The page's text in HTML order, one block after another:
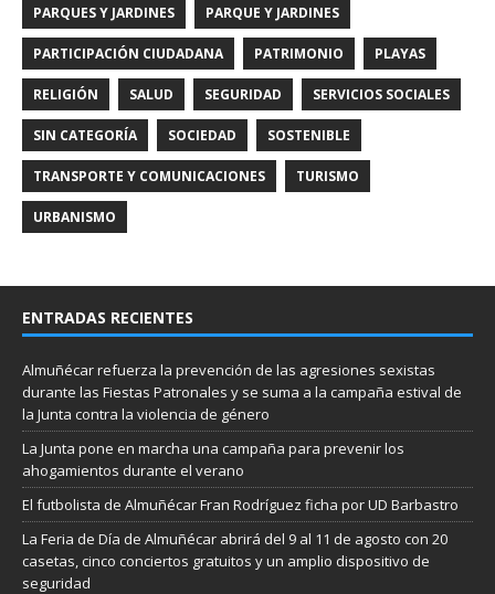
PARQUES Y JARDINES PARQUE Y JARDINES
PARTICIPACIÓN CIUDADANA PATRIMONIO PLAYAS
RELIGIÓN SALUD SEGURIDAD SERVICIOS SOCIALES
SIN CATEGORÍA SOCIEDAD SOSTENIBLE
TRANSPORTE Y COMUNICACIONES TURISMO
URBANISMO
ENTRADAS RECIENTES
Almuñécar refuerza la prevención de las agresiones sexistas
durante las Fiestas Patronales y se suma a la campaña estival de
la Junta contra la violencia de género
La Junta pone en marcha una campaña para prevenir los
ahogamientos durante el verano
El futbolista de Almuñécar Fran Rodríguez ficha por UD Barbastro
La Feria de Día de Almuñécar abrirá del 9 al 11 de agosto con 20
casetas, cinco conciertos gratuitos y un amplio dispositivo de
seguridad